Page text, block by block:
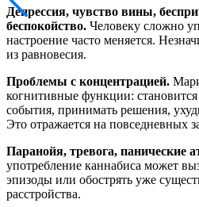
Депрессия, чувство вины,
беспокойство. Человеку сложно
настроение часто меняется.
из равновесия.
Проблемы с концентрацией.
когнитивные функции:
события, принимать решения,
Это отражается на повседневных
Паранойя, тревога, панические
употребление каннабиса может
эпизоды или обострять уже
расстройства.